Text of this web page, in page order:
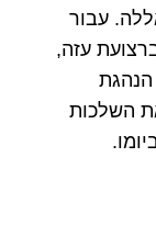
עבור
עזה,
השלכות